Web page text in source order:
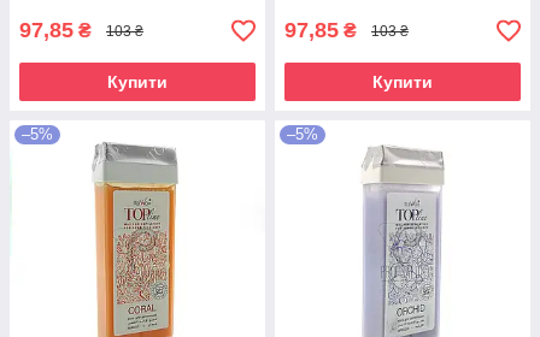
97,85 ₴ 103 ₴
Купити
97,85 ₴ 103 ₴
Купити
–5% –5%